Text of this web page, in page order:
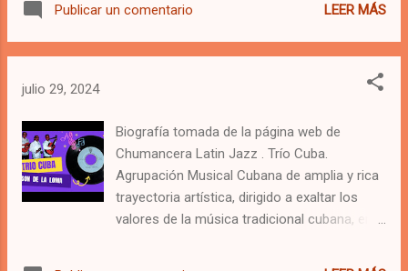
sino que fue reeditado por la subsidiaria
Exito, con numero de catalogo 20-302B que
@fronteracollection4016 y que puedes ver
@radiogladyspalmera señaló: "Su vida fue
fugaz, pero intensa. Según la revista
Billboard, en su edición del 27 de agosto de
1949, Lina Records nació en Nueva York a
mediados de ese año, con la voluntad de
Publicar un comentario LEER MÁS
julio 29, 2024
Biografía tomada de la página web de
Chumancera Latin Jazz . Trío Cuba.
Agrupación Musical Cubana de amplia y rica
trayectoria artística, dirigido a exaltar los
valores de la música tradicional cubana, en